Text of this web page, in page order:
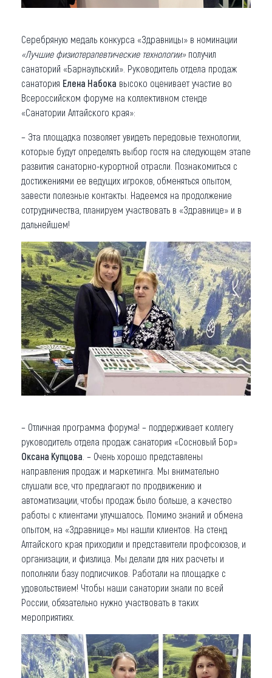
Серебряную медаль конкурса «Здравницы» в номинации
«Лучшие физиотерапевтические технологии»получил
санаторий «Барнаульский». Руководитель отдела продаж
санатория Елена Набока высоко оценивает участие во
Всероссийском форуме на коллективном стенде
«Санатории Алтайского края»:
– Эта площадка позволяет увидеть передовые технологии,
которые будут определять выбор гостя на следующем этапе
развития санаторно-курортной отрасли. Познакомиться с
достижениями ее ведущих игроков, обменяться опытом,
завести полезные контакты. Надеемся на продолжение
сотрудничества, планируем участвовать в «Здравнице» и в
дальнейшем!
– Отличная программа форума! – поддерживает коллегу
руководитель отдела продаж санатория «Сосновый Бор»
Оксана Купцова . – Очень хорошо представлены
направления продаж и маркетинга. Мы внимательно
слушали все, что предлагают по продвижению и
автоматизации, чтобы продаж было больше, а качество
работы с клиентами улучшалось. Помимо знаний и обмена
опытом, на «Здравнице» мы нашли клиентов. На стенд
Алтайского края приходили и представители профсоюзов, и
организации, и физлица. Мы делали для них расчеты и
пополняли базу подписчиков. Работали на площадке с
удовольствием! Чтобы наши санатории знали по всей
России, обязательно нужно участвовать в таких
мероприятиях.